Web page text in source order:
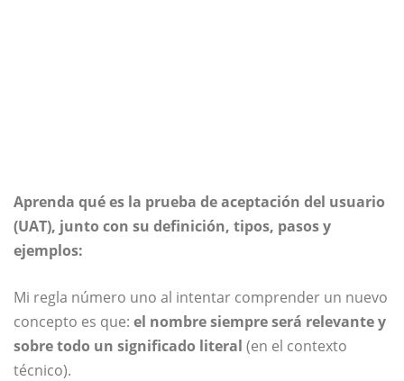
Aprenda qué es la prueba de aceptación del usuario
(UAT), junto con su definición, tipos, pasos y
ejemplos:
Mi regla número uno al intentar comprender un nuevo
concepto es que: el nombre siempre será relevante y
sobre todo un significado literal (en el contexto
técnico).